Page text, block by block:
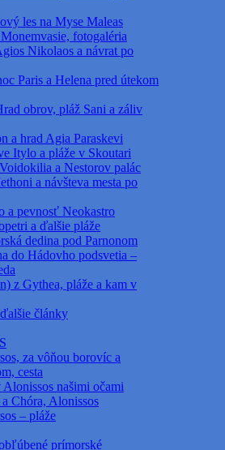
les na Myse Maleas
fotogaléria
Nikolaos a návrat po
Paris a Helena pred útekom
obrov, pláž Sani a záliv
a hrad Agia Paraskevi
Itylo a pláže v Skoutari
a Nestorov palác
a návšteva mesta po
a pevnosť Neokastro
a ďalšie pláže
dedina pod Parnonom
do Hádovho podsvetia –
z Gythea, pláže a kam v
články
za vôňou borovíc a
cesta
Alonissos našimi očami
Chóra, Alonissos
– pláže
prímorské